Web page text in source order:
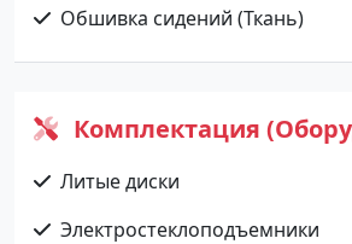
Обшивка сидений (Ткань)
Комплектация
Литые диски
Электростеклоподъемники